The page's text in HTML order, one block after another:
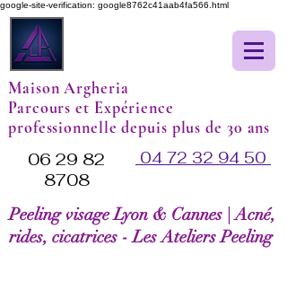
google-site-verification: google8762c41aab4fa566.html
Maison Argheria
Parcours et Expérience
professionnelle depuis plus de 30 ans
06 29 82
8708
04 72 32 94 50
Peeling visage Lyon & Cannes | Acné,
rides, cicatrices - Les Ateliers Peeling